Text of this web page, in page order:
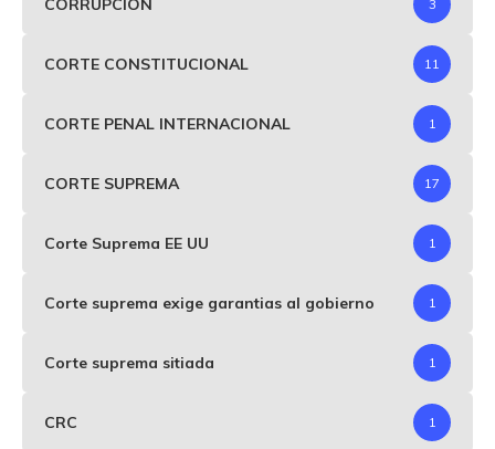
CORRUPCIÓN 3
CORTE CONSTITUCIONAL 11
CORTE PENAL INTERNACIONAL 1
CORTE SUPREMA 17
Corte Suprema EE UU 1
Corte suprema exige garantias al gobierno 1
Corte suprema sitiada 1
CRC 1